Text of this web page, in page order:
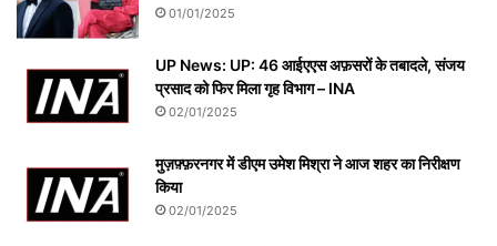
01/01/2025
UP News: UP: 46 आईएएस अफ़सरों के तबादले, संजय
प्रसाद को फिर मिला गृह विभाग – INA
02/01/2025
मुज़फ़्फ़रनगर में डीएम उमेश मिश्रा ने आज शहर का निरीक्षण
किया
02/01/2025